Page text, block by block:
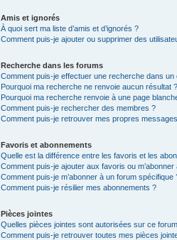
Amis et ignorés
À quoi sert ma liste d’amis et d’ignorés ?
Comment puis-je ajouter ou supprimer des
Recherche dans les forums
Comment puis-je effectuer une recherche dans un
Pourquoi ma recherche ne renvoie aucun résultat ?
Pourquoi ma recherche renvoie à une page
Comment puis-je rechercher des membres ?
Comment puis-je retrouver mes propres
Favoris et abonnements
Quelle est la différence entre les favoris et les
Comment puis-je ajouter aux favoris ou
Comment puis-je m’abonner à un forum spécifique
Comment puis-je résilier mes abonnements ?
Pièces jointes
Quelles pièces jointes sont autorisées sur ce
Comment puis-je retrouver toutes mes pièces